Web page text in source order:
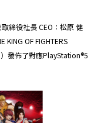
締役社長 CEO：松原 健
KING OF FIGHTERS
發佈了對應PlayStation®5